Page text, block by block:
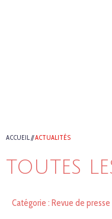
ACCUEIL//ACTUALITÉS
TOUTES
Catégorie : Revue de presse